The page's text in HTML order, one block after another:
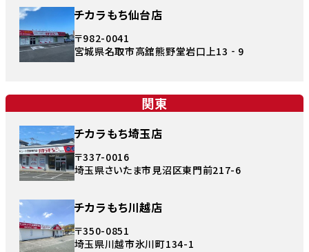
チカラもち仙台店
〒982-0041
宮城県名取市高舘熊野堂岩口上13‐9
関東
チカラもち埼玉店
〒337-0016
埼玉県さいたま市見沼区東門前217-6
チカラもち川越店
〒350-0851
埼玉県川越市氷川町134-1